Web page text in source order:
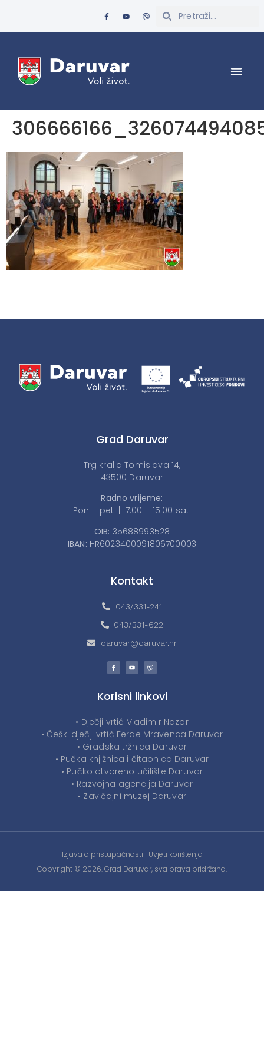
Grad Daruvar
Trg kralja Tomislava 14,
43500 Daruvar
Radno vrijeme:
Pon – pet | 7:00 – 15:00 sati
OIB: 35688993528
IBAN: HR6023400091806700003
Kontakt
043/331-241
043/331-622
daruvar@daruvar.hr
Korisni linkovi
• Dječji vrtić Vladimir Nazor
• Češki dječji vrtić Ferde Mravenca Daruvar
• Gradska tržnica Daruvar
• Pučka knjižnica i čitaonica Daruvar
• Pučko otvoreno učilište Daruvar
• Razvojna agencija Daruvar
• Zavičajni muzej Daruvar
Izjava o pristupačnosti | Uvjeti korištenja
Copyright © 2026. Grad Daruvar, sva prava pridržana.